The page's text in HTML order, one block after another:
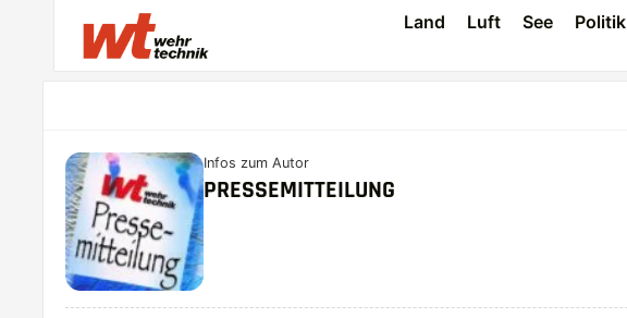
Land Luft See Politik
Infos zum Autor
PRESSEMITTEILUNG